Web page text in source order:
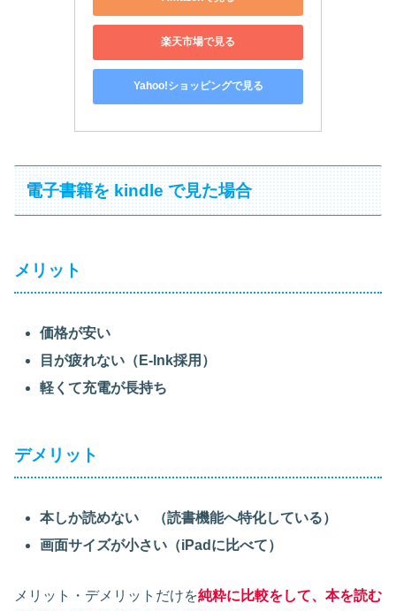
楽天市場で見る
Yahoo!ショッピングで見る
電子書籍を kindle で見た場合
メリット
価格が安い
目が疲れない（E-lnk採用）
軽くて充電が長持ち
デメリット
本しか読めない （読書機能へ特化している）
画面サイズが小さい（iPadに比べて）
メリット・デメリットだけを純粋に比較をして、本を読む